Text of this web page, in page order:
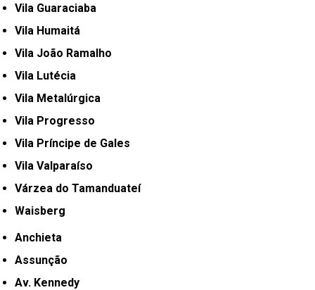
Vila Guaraciaba
Vila Humaitá
Vila João Ramalho
Vila Lutécia
Vila Metalúrgica
Vila Progresso
Vila Príncipe de Gales
Vila Valparaíso
Várzea do Tamanduateí
Waisberg
Anchieta
Assunção
Av. Kennedy